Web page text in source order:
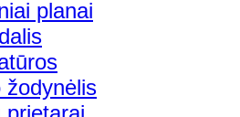
planai
žodynėlis